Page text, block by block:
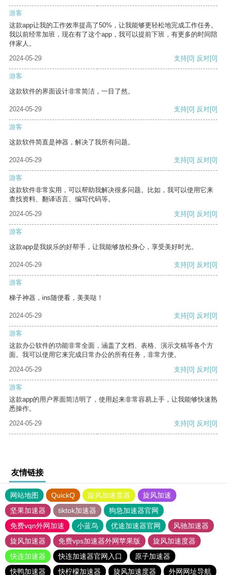
游客
这款app让我的工作效率提高了50%，让我能够更轻松地完成工作任务。
我以前经常加班，现在有了这个app，我可以提前下班，有更多的时间陪
伴家人。
2024-05-29
支持[0] 反对[0]
游客
这款软件的界面设计非常简洁，一目了然。
2024-05-29 支持[0] 反对[0]
游客
这款软件简直是神器，解决了我所有问题。
2024-05-29 支持[0] 反对[0]
游客
这款软件非常实用，可以帮助我解决很多问题。比如，我可以使用它来
查找资料、翻译语言、编写代码等。
2024-05-29
支持[0] 反对[0]
游客
这款app是我娱乐的好帮手，让我能够放松身心，享受美好时光。
2024-05-29 支持[0] 反对[0]
游客
梯子神器，ins随便看，美美哒！
2024-05-29 支持[0] 反对[0]
游客
这款办公软件的功能非常全面，涵盖了文档、表格、演示文稿等各个方
面。我可以使用它来完成日常办公的所有任务，非常方便。
2024-05-29
支持[0] 反对[0]
游客
这款app的用户界面简洁明了，使用起来非常容易上手，让我能够快速熟
悉操作。
2024-05-29
支持[0] 反对[0]
友情链接
网站地图 QuickQ 旋风加速度器
旋风加速
坚果加速器
tiktok加速器
狗急加速器官网
免费vqn外网加速
小蓝鸟 优途加速器官网
风驰加速器
旋风加速器
免费vps加速器外网苹果版
旋风加速度器
快连加速器
快连加速器官网入口
原子加速器
快鸭加速器
快柠檬加速器 旋风加速度器 外网网址导航